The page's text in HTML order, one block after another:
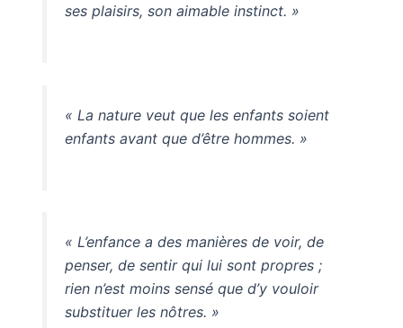
ses plaisirs, son aimable instinct. »
« La nature veut que les enfants soient
enfants avant que d’être hommes. »
« L’enfance a des manières de voir, de
penser, de sentir qui lui sont propres ;
rien n’est moins sensé que d’y vouloir
substituer les nôtres. »